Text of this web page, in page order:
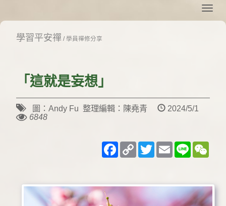
學習平安禪/學員禪修分享
「這就是妄想」
圖：Andy Fu 整理編輯：陳堯青
2024/5/1
6848
Facebook
Copy
Link
TwitterEmailLine